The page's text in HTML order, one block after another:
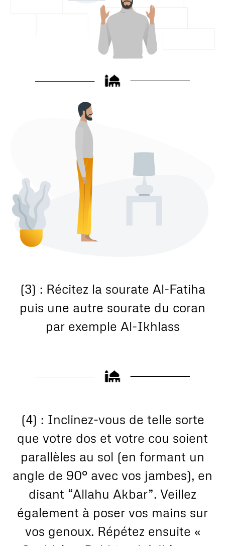
(3) : Récitez la sourate Al-Fatiha
puis une autre sourate du coran
par exemple Al-Ikhlass
(4) : Inclinez-vous de telle sorte
que votre dos et votre cou soient
parallèles au sol (en formant un
angle de 90° avec vos jambes), en
disant “Allahu Akbar”. Veillez
également à poser vos mains sur
vos genoux. Répétez ensuite «